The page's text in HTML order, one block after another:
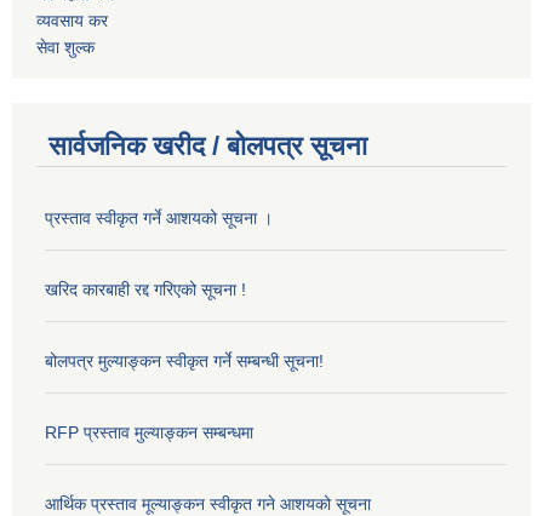
व्यवसाय कर
सेवा शुल्क
सार्वजनिक खरीद / बोलपत्र सूचना
प्रस्ताव स्वीकृत गर्ने आशयको सूचना ।
खरिद कारबाही रद्द गरिएको सूचना !
बोलपत्र मुल्याङ्कन स्वीकृत गर्ने सम्बन्धी सूचना!
RFP प्रस्ताव मुल्याङ्कन सम्बन्धमा
आर्थिक प्रस्ताव मूल्याङ्कन स्वीकृत गने आशयको सूचना